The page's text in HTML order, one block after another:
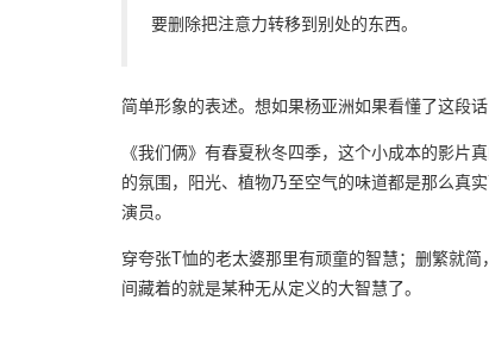
要删除把注意力转移到别处的东西。
简单形象的表述。想如果杨亚洲如果看懂了这段
《我们俩》有春夏秋冬四季，这个小成本的影片
的氛围，阳光、植物乃至空气的味道都是那么真
演员。
穿夸张T恤的老太婆那里有顽童的智慧；删繁就
间藏着的就是某种无从定义的大智慧了。